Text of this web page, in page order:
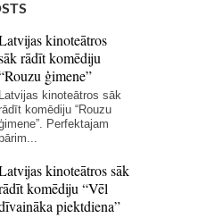
kinoteātros
rādīt komēdiju
ģimene”
Latvijas kinoteātros sāk
komēdiju “Rouzu
Perfektajam
kinoteātros sāk
komēdiju “Vēl
piektdiena”